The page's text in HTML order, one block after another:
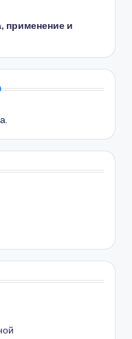
применение и